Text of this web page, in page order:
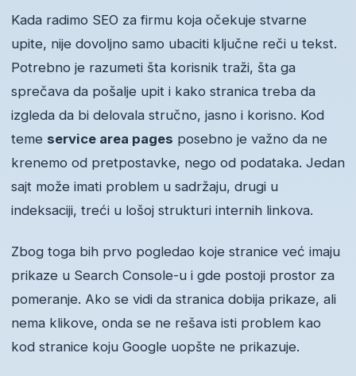
Kada radimo SEO za firmu koja očekuje stvarne
upite, nije dovoljno samo ubaciti ključne reči u tekst.
Potrebno je razumeti šta korisnik traži, šta ga
sprečava da pošalje upit i kako stranica treba da
izgleda da bi delovala stručno, jasno i korisno. Kod
teme service area pages posebno je važno da ne
krenemo od pretpostavke, nego od podataka. Jedan
sajt može imati problem u sadržaju, drugi u
indeksaciji, treći u lošoj strukturi internih linkova.
Zbog toga bih prvo pogledao koje stranice već imaju
prikaze u Search Console-u i gde postoji prostor za
pomeranje. Ako se vidi da stranica dobija prikaze, ali
nema klikove, onda se ne rešava isti problem kao
kod stranice koju Google uopšte ne prikazuje.